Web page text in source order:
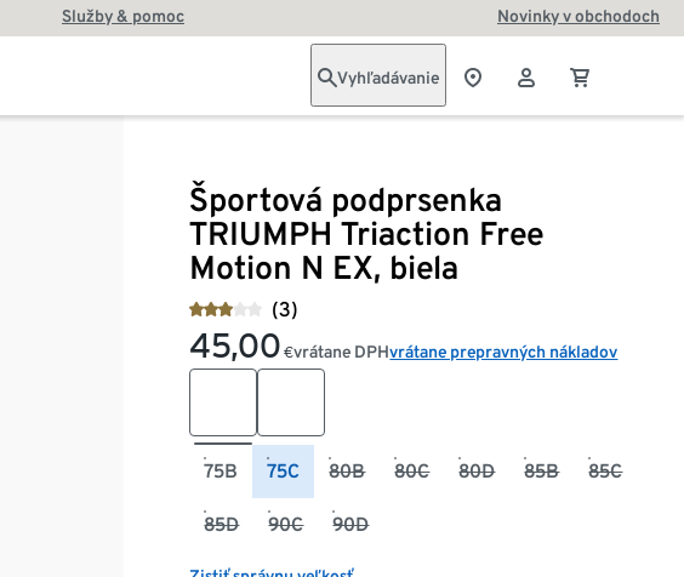
Služby & pomoc Novinky v obchodoch
Vyhľadávanie
Športová podprsenka
TRIUMPH Triaction Free
Motion N EX, biela
(3)
45,00 €vrátane DPHvrátane prepravných nákladov
75B 75C 80B 80C 80D 85B 85C
85D 90C 90D